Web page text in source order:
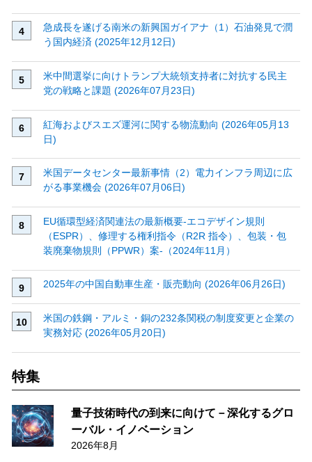
急成長を遂げる南米の新興国ガイアナ（1）石油発見で潤
う国内経済 (2025年12月12日)
米中間選挙に向けトランプ大統領支持者に対抗する民主
党の戦略と課題 (2026年07月23日)
紅海およびスエズ運河に関する物流動向 (2026年05月13
日)
米国データセンター最新事情（2）電力インフラ周辺に広
がる事業機会 (2026年07月06日)
EU循環型経済関連法の最新概要‐エコデザイン規則
（ESPR）、修理する権利指令（R2R 指令）、包装・包
装廃棄物規則（PPWR）案‐（2024年11月）
2025年の中国自動車生産・販売動向 (2026年06月26日)
米国の鉄鋼・アルミ・銅の232条関税の制度変更と企業の
実務対応 (2026年05月20日)
特集
量子技術時代の到来に向けて－深化するグロ
ーバル・イノベーション
2026年8月